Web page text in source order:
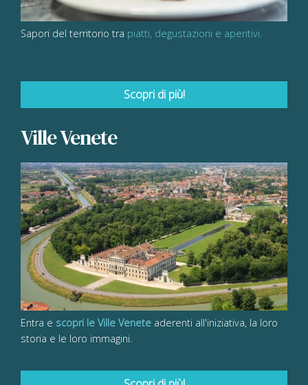
Sapori del territorio tra piatti, degustazioni e aperitivi.
Scopri di più!
Ville Venete
Entra e scopri le Ville Venete aderenti all'iniziativa, la loro
storia e le loro immagini.